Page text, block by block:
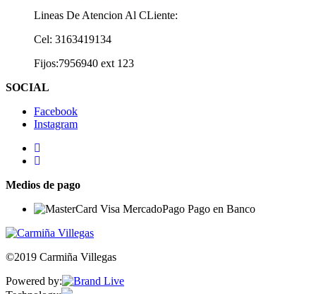
Lineas De Atencion Al CLiente:
Cel: 3163419134
Fijos:7956940 ext 123
SOCIAL
Facebook
Instagram
Medios de pago
©2019 Carmiña Villegas
Powered by: